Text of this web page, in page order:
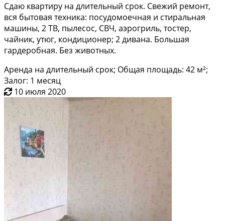
Сдаю квартиру на длительный срок. Свежий ремонт,
вся бытовая техника: посудомоечная и стиральная
машины, 2 ТВ, пылесос, СВЧ, аэрогриль, тостер,
чайник, утюг, кондиционер; 2 дивана. Большая
гардеробная. Без животных.
Аренда на длительный срок; Общая площадь: 42 м²;
Залог: 1 месяц
10 июля 2020